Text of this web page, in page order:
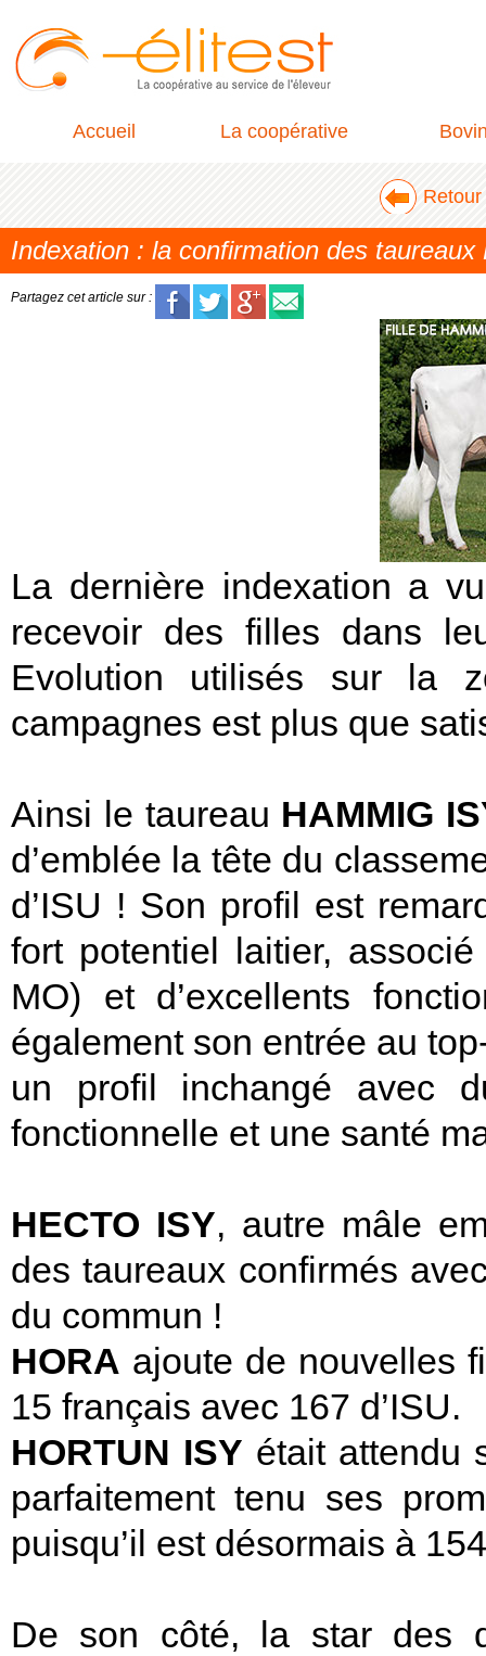
Accueil La coopérative
Indexation : la confirmation des taureaux
Partagez cet article sur :
La dernière indexation a
recevoir des filles dans
Evolution utilisés sur la
campagnes est plus que
Ainsi le taureau HAMMIG
d’emblée la tête du
d’ISU ! Son profil est
fort potentiel laitier,
MO) et d’excellents
également son entrée au
un profil inchangé avec
fonctionnelle et une santé
HECTO ISY, autre mâle
des taureaux confirmés
du commun !
HORA ajoute de nouvelles
15 français avec 167 d’ISU.
HORTUN ISY était attendu
parfaitement tenu ses
puisqu’il est désormais à
De son côté, la star des